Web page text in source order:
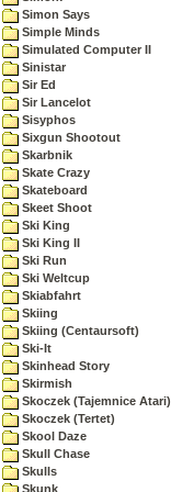
Simon Says
Simple Minds
Simulated Computer II
Sinistar
Sir Ed
Sir Lancelot
Sisyphos
Sixgun Shootout
Skarbnik
Skate Crazy
Skateboard
Skeet Shoot
Ski King
Ski King II
Ski Run
Ski Weltcup
Skiabfahrt
Skiing
Skiing (Centaursoft)
Ski-It
Skinhead Story
Skirmish
Skoczek (Tajemnice Atari)
Skoczek (Tertet)
Skool Daze
Skull Chase
Skulls
Skunk